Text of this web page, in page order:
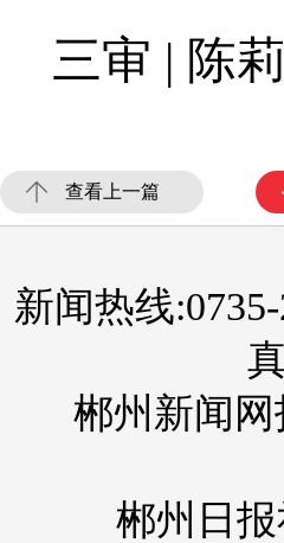
三审 | 陈莉
查看上一篇
新闻热线
郴州新闻网
郴州日